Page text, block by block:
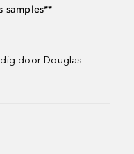
samples**
door Douglas-